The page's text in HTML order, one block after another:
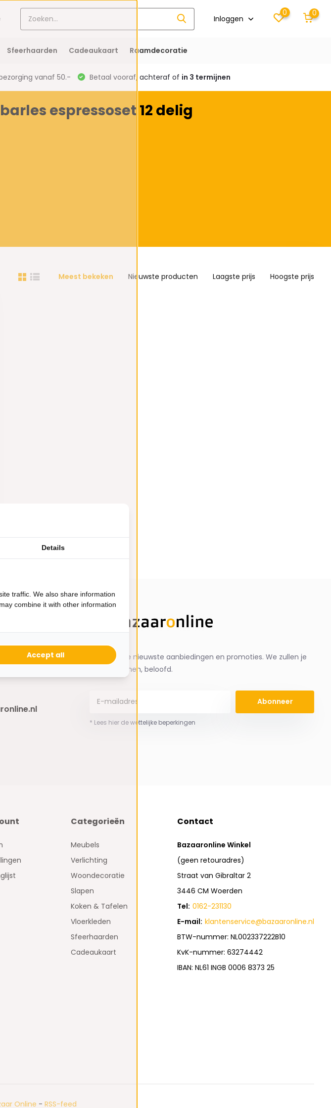
Inloggen
0 0
Sfeerhaarden Cadeaukaart Raamdecoratie
vanaf 50.- Betaal vooraf, achteraf of in 3 termijnen
espressoset 12 delig
Meest bekeken Nieuwste producten Laagste prijs Hoogste prijs
tot 17:00
Ontvang de nieuwste aanbiedingen en promoties. We zullen je
niet spammen, beloofd.
Abonneer
* Lees hier de wettelijke beperkingen
Categorieën
Meubels
Verlichting
Woondecoratie
Slapen
Koken & Tafelen
Vloerkleden
Sfeerhaarden
Cadeaukaart
Contact
Bazaaronline Winkel
(geen retouradres)
Straat van Gibraltar 2
3446 CM Woerden
Tel: 0162-231130
E-mail: klantenservice@bazaaronline.nl
BTW-nummer: NL002337222B10
KvK-nummer: 63274442
IBAN: NL61 INGB 0006 8373 25
Online - RSS-feed
Details
traffic. We also share information
combine it with other information
Accept all